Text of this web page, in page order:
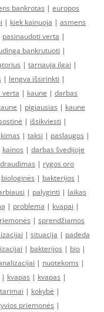
bankrotas | europos
| kiek kainuoja | asmens
pasinaudoti verta |
bankrutuoti |
| tarnauja ilgai |
| lengva išsirinkti |
verta | kaune | darbas
| pigiausias | kaune
| išsikviesti |
| taksi | paslaugos |
kainos | darbas švedijoje
| rygos oro
biologinės | bakterijos |
| palyginti | laikas
| problema | kvapai |
| sprendžiamos
| situacija | padeda
| bakterijos | bio |
| nuotekoms |
| kvapas | kvapas |
| kokybė |
priemonės |